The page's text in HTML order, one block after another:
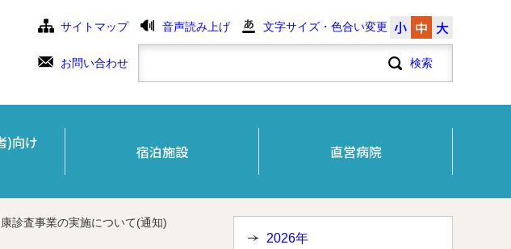
サイトマップ 音声読み上げ 文字サイズ・色合い変更 小 中 大
お問い合わせ
)向け
宿泊施設 直営病院
診査事業の実施について(通知)
2026年